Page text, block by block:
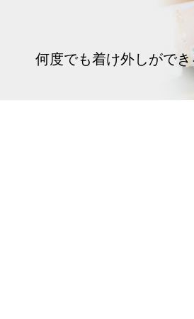
何度でも着け外しができ